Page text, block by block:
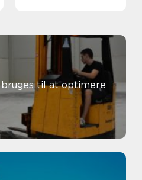
til at optimere